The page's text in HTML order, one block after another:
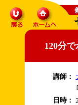
120分
講師：
日時：